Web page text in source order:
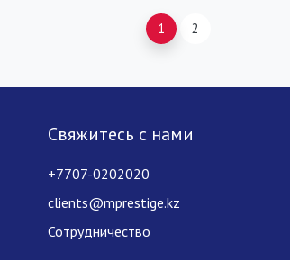
Длина
0 см
1 2
Свяжитесь с нами
+7707-0202020
clients@mprestige.kz
Сотрудничество